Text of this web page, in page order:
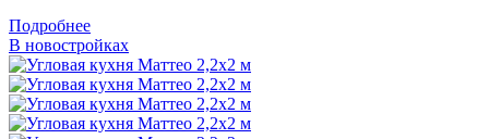
Подробнее
В новостройках